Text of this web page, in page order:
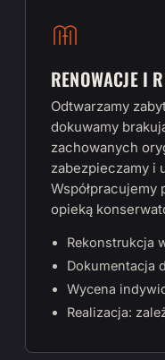
RENOWACJE I
Odtwarzamy
dokuwamy
zachowanych
zabezpieczamy i
opieką
Rekonstrukcja
Dokumentacja
Wycena
Realizacja: